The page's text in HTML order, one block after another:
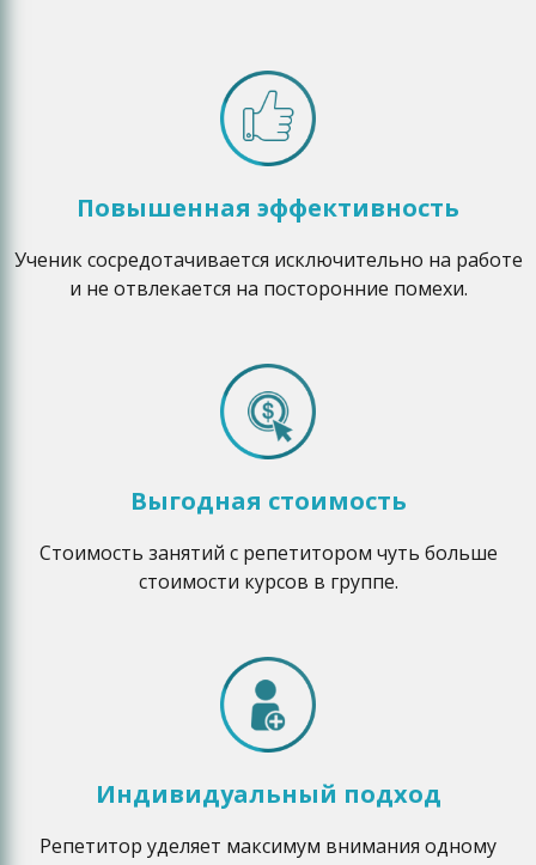
Повышенная эффективность
Ученик сосредотачивается исключительно на работе
и не отвлекается на посторонние помехи.
Выгодная стоимость
Стоимость занятий с репетитором чуть больше
стоимости курсов в группе.
Индивидуальный подход
Репетитор уделяет максимум внимания одному